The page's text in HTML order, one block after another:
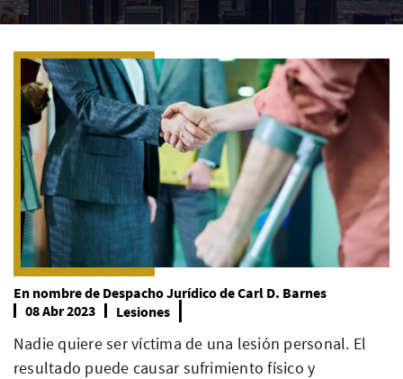
En nombre de Despacho Jurídico de Carl D. Barnes
08 Abr 2023
Lesiones
Nadie quiere ser víctima de una lesión personal. El
resultado puede causar sufrimiento físico y